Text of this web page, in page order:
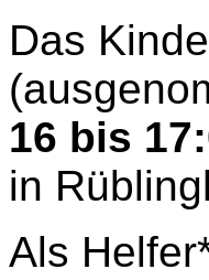
Das
16 bis
in
Als